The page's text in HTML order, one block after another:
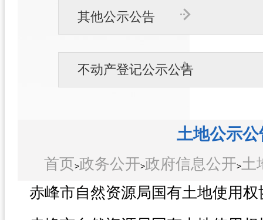
其他公示公告
不动产登记公示公告
土地公示公
首页>政务公开>政府信息公开>土